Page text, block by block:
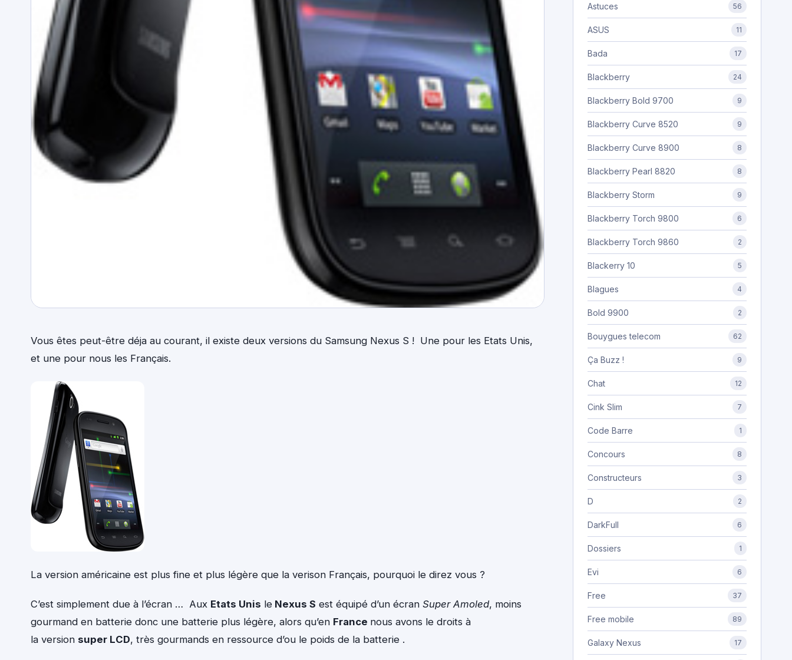
Vous êtes peut-être déja au courant, il existe deux versions du Samsung Nexus S ! Une pour les Etats Unis,
et une pour nous les Français.
La version américaine est plus fine et plus légère que la verison Français, pourquoi le direz vous ?
C’est simplement due à l’écran … Aux Etats Unis le Nexus S est équipé d’un écran Super Amoled, moins
gourmand en batterie donc une batterie plus légère, alors qu’en France nous avons le droits à
la version super LCD, très gourmands en ressource d’ou le poids de la batterie .
Astuces 56
ASUS 11
Bada 17
Blackberry 24
Blackberry Bold 9700 9
Blackberry Curve 8520 9
Blackberry Curve 8900 8
Blackberry Pearl 8820 8
Blackberry Storm 9
Blackberry Torch 9800 6
Blackberry Torch 9860 2
Blackerry 10 5
Blagues 4
Bold 9900 2
Bouygues telecom 62
Ça Buzz ! 9
Chat 12
Cink Slim 7
Code Barre 1
Concours 8
Constructeurs 3
D 2
DarkFull 6
Dossiers 1
Evi 6
Free 37
Free mobile 89
Galaxy Nexus 17